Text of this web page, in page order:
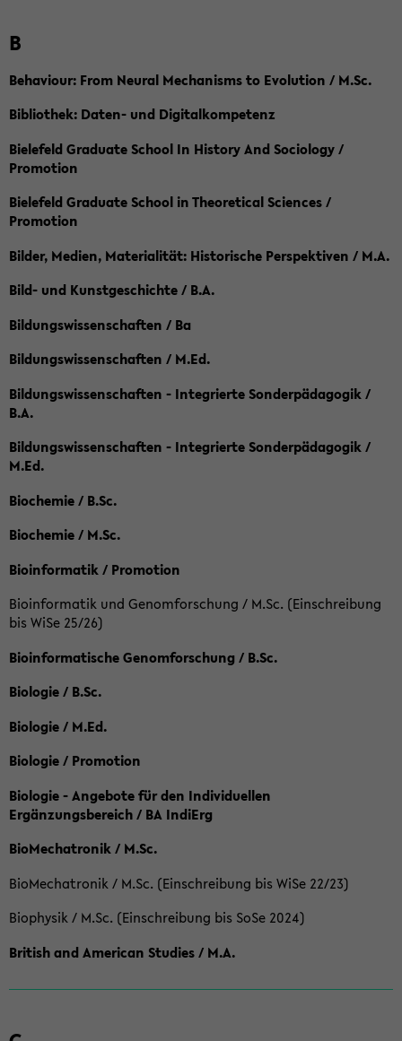
B
Behaviour: From Neural Mechanisms to Evolution / M.Sc.
Bibliothek: Daten- und Digitalkompetenz
Bielefeld Graduate School In History And Sociology /
Promotion
Bielefeld Graduate School in Theoretical Sciences /
Promotion
Bilder, Medien, Materialität: Historische Perspektiven / M.A.
Bild- und Kunstgeschichte / B.A.
Bildungswissenschaften / Ba
Bildungswissenschaften / M.Ed.
Bildungswissenschaften - Integrierte Sonderpädagogik /
B.A.
Bildungswissenschaften - Integrierte Sonderpädagogik /
M.Ed.
Biochemie / B.Sc.
Biochemie / M.Sc.
Bioinformatik / Promotion
Bioinformatik und Genomforschung / M.Sc. (Einschreibung
bis WiSe 25/26)
Bioinformatische Genomforschung / B.Sc.
Biologie / B.Sc.
Biologie / M.Ed.
Biologie / Promotion
Biologie - Angebote für den Individuellen
Ergänzungsbereich / BA IndiErg
BioMechatronik / M.Sc.
BioMechatronik / M.Sc. (Einschreibung bis WiSe 22/23)
Biophysik / M.Sc. (Einschreibung bis SoSe 2024)
British and American Studies / M.A.